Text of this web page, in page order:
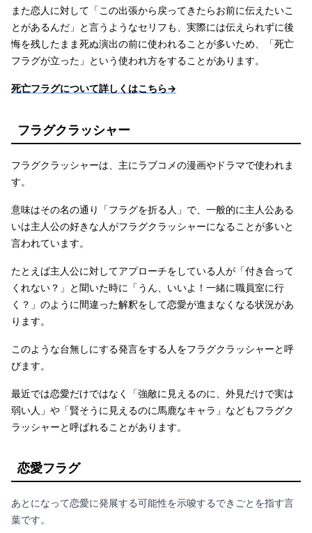
また恋人に対して「この出張から戻ってきたらお前に伝えたいこ
とがあるんだ」と言うようなセリフも、実際には伝えられずに後
悔を残したまま死ぬ演出の前に使われることが多いため、「死亡
フラグが立った」という使われ方をすることがあります。
死亡フラグについて詳しくはこちら→
フラグクラッシャー
フラグクラッシャーは、主にラブコメの漫画やドラマで使われま
す。
意味はその名の通り「フラグを折る人」で、一般的に主人公ある
いは主人公の好きな人がフラグクラッシャーになることが多いと
言われています。
たとえば主人公に対してアプローチをしている人が「付き合って
くれない？」と聞いた時に「うん、いいよ！一緒に職員室に行
く？」のように間違った解釈をして恋愛が進まなくなる状況があ
ります。
このような台無しにする発言をする人をフラグクラッシャーと呼
びます。
最近では恋愛だけではなく「強敵に見えるのに、外見だけで実は
弱い人」や「賢そうに見えるのに馬鹿なキャラ」などもフラグク
ラッシャーと呼ばれることがあります。
恋愛フラグ
あとになって恋愛に発展する可能性を示唆するできごとを指す言
葉です。